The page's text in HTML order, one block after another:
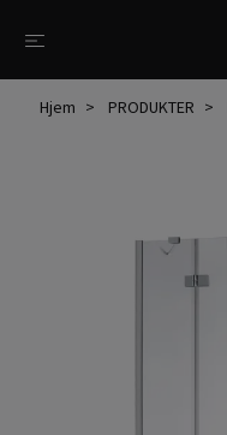
Hjem PRODUKTER